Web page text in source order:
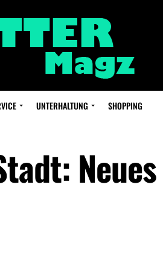
UNTERHALTUNG SHOPPING